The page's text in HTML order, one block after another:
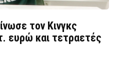
τον Κινγκς
ευρώ και τετραετές